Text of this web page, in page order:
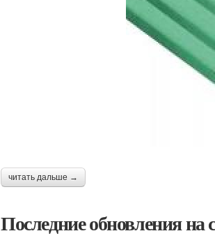
читать дальше →
Последние обновления на